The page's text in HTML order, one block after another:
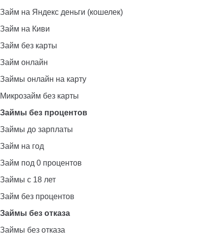
Займ на Яндекс деньги (кошелек)
Займ на Киви
Займ без карты
Займ онлайн
Займы онлайн на карту
Микрозайм без карты
Займы без процентов
Займы до зарплаты
Займ на год
Займ под 0 процентов
Займы с 18 лет
Займ без процентов
Займы без отказа
Займы без отказа